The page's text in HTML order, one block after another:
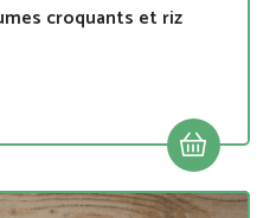
croquants et riz